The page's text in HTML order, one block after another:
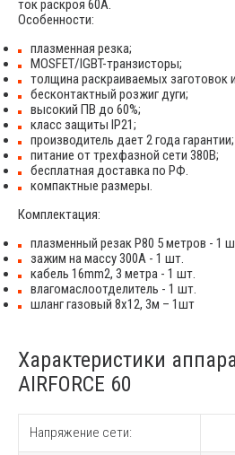
ток раскроя 60А.
Особенности:
плазменная резка;
MOSFET/IGBT-транзисторы;
толщина раскраиваемых заготовок
бесконтактный розжиг дуги;
высокий ПВ до 60%;
класс защиты IP21;
производитель дает 2 года гарантии;
питание от трехфазной сети 380В;
бесплатная доставка по РФ.
компактные размеры.
Комплектация:
плазменный резак P80 5 метров - 1
зажим на массу 300А - 1 шт.
кабель 16mm2, 3 метра - 1 шт.
влагомаслоотделитель - 1 шт.
шланг газовый 8х12, 3м – 1шт
Характеристики
AIRFORCE 60
Напряжение сети: